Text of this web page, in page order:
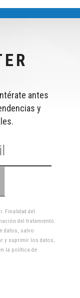
antes
y
Finalidad del
del tratamiento:
datos, salvo
y suprimir los datos,
la política de